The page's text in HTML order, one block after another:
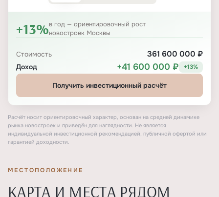
+13%в год — ориентировочный рост
новостроек Москвы
Стоимость 361 600 000 ₽
Доход +41 600 000 ₽ +13%
Получить инвестиционный расчёт
Расчёт носит ориентировочный характер, основан на средней динамике
рынка новостроек и приведён для наглядности. Не является
индивидуальной инвестиционной рекомендацией, публичной офертой или
гарантией доходности.
МЕСТОПОЛОЖЕНИЕ
КАРТА И МЕСТА РЯДОМ